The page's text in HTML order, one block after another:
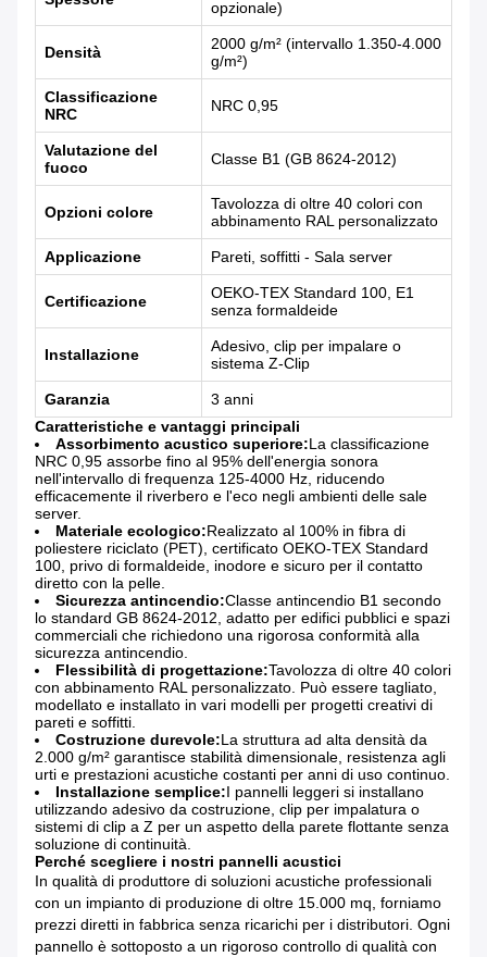
opzionale)
Densità
2000 g/m² (intervallo 1.350-4.000
g/m²)
Classificazione
NRC
NRC 0,95
Valutazione del
fuoco
Classe B1 (GB 8624-2012)
Opzioni colore
Tavolozza di oltre 40 colori con
abbinamento RAL personalizzato
Applicazione Pareti, soffitti - Sala server
Certificazione
OEKO-TEX Standard 100, E1
senza formaldeide
Installazione
Adesivo, clip per impalare o
sistema Z-Clip
Garanzia
3 anni
Caratteristiche e vantaggi principali
Assorbimento acustico superiore:La classificazione
NRC 0,95 assorbe fino al 95% dell'energia sonora
nell'intervallo di frequenza 125-4000 Hz, riducendo
efficacemente il riverbero e l'eco negli ambienti delle sale
server.
Materiale ecologico:Realizzato al 100% in fibra di
poliestere riciclato (PET), certificato OEKO-TEX Standard
100, privo di formaldeide, inodore e sicuro per il contatto
diretto con la pelle.
Sicurezza antincendio:Classe antincendio B1 secondo
lo standard GB 8624-2012, adatto per edifici pubblici e spazi
commerciali che richiedono una rigorosa conformità alla
sicurezza antincendio.
Flessibilità di progettazione:Tavolozza di oltre 40 colori
con abbinamento RAL personalizzato. Può essere tagliato,
modellato e installato in vari modelli per progetti creativi di
pareti e soffitti.
Costruzione durevole:La struttura ad alta densità da
2.000 g/m² garantisce stabilità dimensionale, resistenza agli
urti e prestazioni acustiche costanti per anni di uso continuo.
Installazione semplice:I pannelli leggeri si installano
utilizzando adesivo da costruzione, clip per impalatura o
sistemi di clip a Z per un aspetto della parete flottante senza
soluzione di continuità.
Perché scegliere i nostri pannelli acustici
In qualità di produttore di soluzioni acustiche professionali
con un impianto di produzione di oltre 15.000 mq, forniamo
prezzi diretti in fabbrica senza ricarichi per i distributori. Ogni
pannello è sottoposto a un rigoroso controllo di qualità con